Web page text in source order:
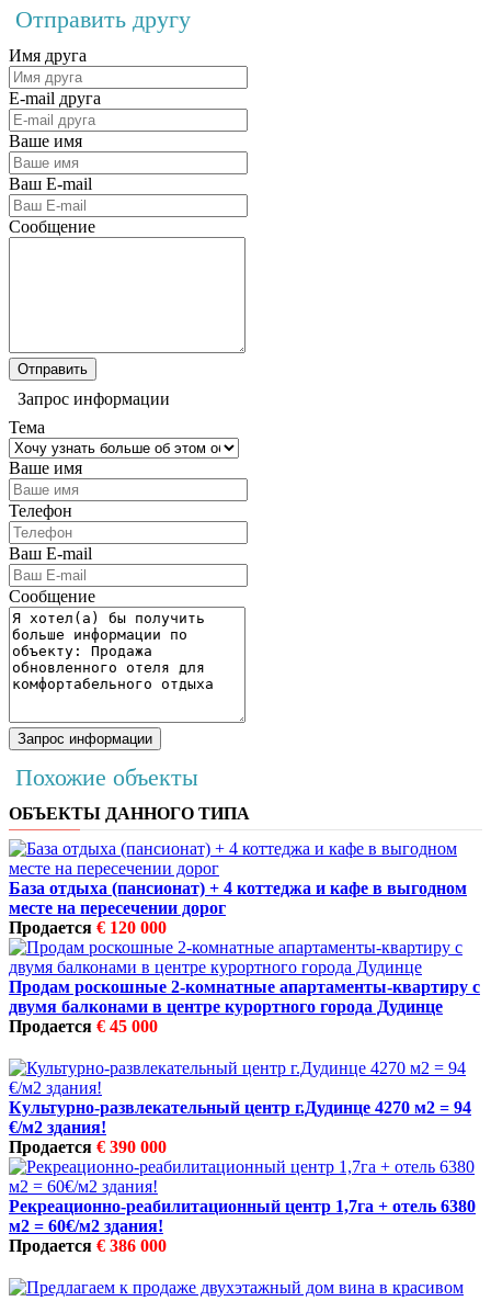
Отправить другу
Имя друга
E-mail друга
Ваше имя
Ваш E-mail
Сообщение
Запрос информации
Тема
Ваше имя
Телефон
Ваш E-mail
Сообщение
Похожие объекты
ОБЪЕКТЫ ДАННОГО ТИПА
База отдыха (пансионат) + 4 коттеджа и кафе в выгодном
месте на пересечении дорог
Продается € 120 000
Продам роскошные 2-комнатные апартаменты-квартиру с
двумя балконами в центре курортного города Дудинце
Продается € 45 000
Культурно-развлекательный центр г.Дудинце 4270 м2 = 94
€/м2 здания!
Продается € 390 000
Рекреационно-реабилитационный центр 1,7га + отель 6380
м2 = 60€/м2 здания!
Продается € 386 000